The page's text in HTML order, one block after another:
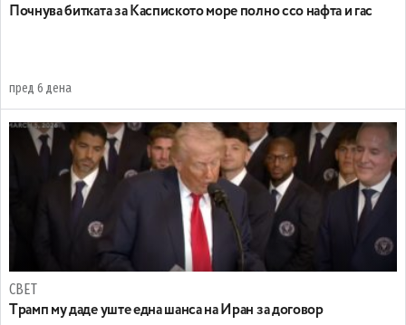
Почнува битката за Каспиското море полно ссо нафта и гас
пред 6 дена
СВЕТ
Tрамп му даде уште една шанса на Иран за договор